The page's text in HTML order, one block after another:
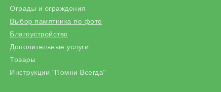
Ограды и ограждения
Выбор памятника по фото
Благоустройство
Дополительные услуги
Товары
Инструкции "Помни Всегда"